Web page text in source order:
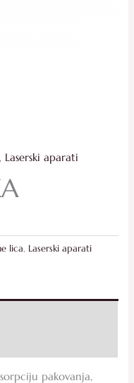
, Laserski aparati
lica, Laserski aparati
pakovanja,